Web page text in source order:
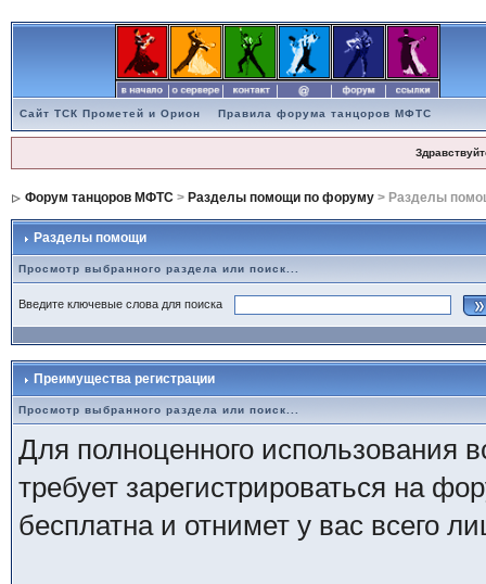
Сайт ТСК Прометей и Орион Правила форума танцоров МФТС
Форум танцоров МФТС> Разделы помощи по форуму> Разделы
Разделы помощи
Просмотр выбранного раздела или поиск...
Введите ключевые слова для поиска
Преимущества регистрации
Просмотр выбранного раздела или поиск...
Для полноценного использования
требует зарегистрироваться на
бесплатна и отнимет у вас всего